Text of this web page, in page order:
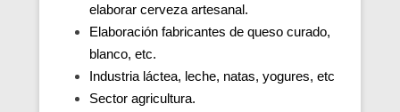
elaborar cerveza artesanal.
Elaboración fabricantes de queso curado,
blanco, etc.
Industria láctea, leche, natas, yogures, etc
Sector agricultura.